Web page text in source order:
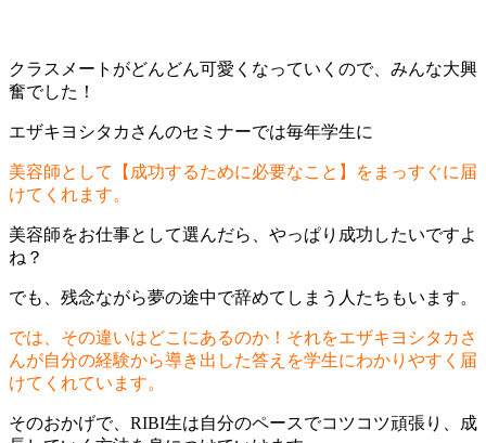
クラスメートがどんどん可愛くなっていくので、みんな大興
奮でした！
エザキヨシタカさんのセミナーでは毎年学生に
美容師として【成功するために必要なこと】をまっすぐに届
けてくれます。
美容師をお仕事として選んだら、やっぱり成功したいですよ
ね？
でも、残念ながら夢の途中で辞めてしまう人たちもいます。
では、その違いはどこにあるのか！それをエザキヨシタカさ
んが自分の経験から導き出した答えを学生にわかりやすく届
けてくれています。
そのおかげで、RIBI生は自分のペースでコツコツ頑張り、成